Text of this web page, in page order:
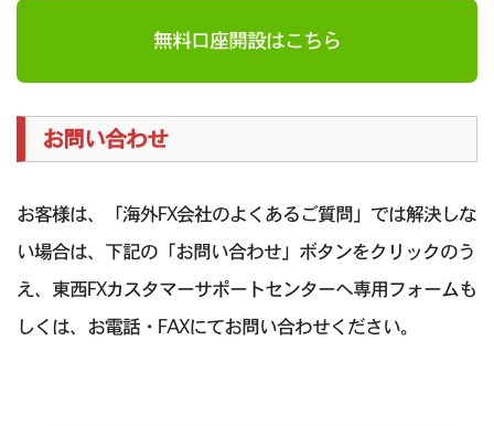
無料口座開設はこちら
お問い合わせ
お客様は、「海外FX会社のよくあるご質問」では解決しな
い場合は、下記の「お問い合わせ」ボタンをクリックのう
え、東西FXカスタマーサポートセンターへ専用フォームも
しくは、お電話・FAXにてお問い合わせください。